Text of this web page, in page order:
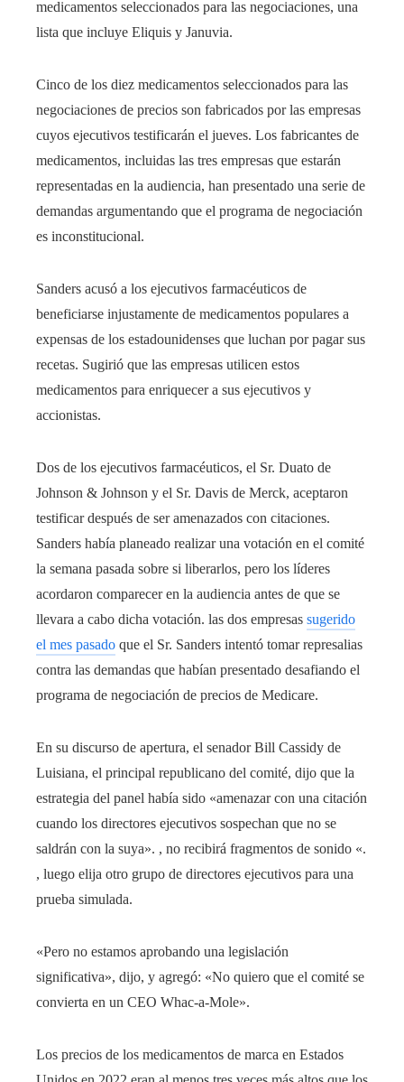
medicamentos seleccionados para las negociaciones, una
lista que incluye Eliquis y Januvia.
Cinco de los diez medicamentos seleccionados para las
negociaciones de precios son fabricados por las empresas
cuyos ejecutivos testificarán el jueves. Los fabricantes de
medicamentos, incluidas las tres empresas que estarán
representadas en la audiencia, han presentado una serie de
demandas argumentando que el programa de negociación
es inconstitucional.
Sanders acusó a los ejecutivos farmacéuticos de
beneficiarse injustamente de medicamentos populares a
expensas de los estadounidenses que luchan por pagar sus
recetas. Sugirió que las empresas utilicen estos
medicamentos para enriquecer a sus ejecutivos y
accionistas.
Dos de los ejecutivos farmacéuticos, el Sr. Duato de
Johnson & Johnson y el Sr. Davis de Merck, aceptaron
testificar después de ser amenazados con citaciones.
Sanders había planeado realizar una votación en el comité
la semana pasada sobre si liberarlos, pero los líderes
acordaron comparecer en la audiencia antes de que se
llevara a cabo dicha votación. las dos empresas sugerido
el mes pasado que el Sr. Sanders intentó tomar represalias
contra las demandas que habían presentado desafiando el
programa de negociación de precios de Medicare.
En su discurso de apertura, el senador Bill Cassidy de
Luisiana, el principal republicano del comité, dijo que la
estrategia del panel había sido «amenazar con una citación
cuando los directores ejecutivos sospechan que no se
saldrán con la suya». , no recibirá fragmentos de sonido «.
, luego elija otro grupo de directores ejecutivos para una
prueba simulada.
«Pero no estamos aprobando una legislación
significativa», dijo, y agregó: «No quiero que el comité se
convierta en un CEO Whac-a-Mole».
Los precios de los medicamentos de marca en Estados